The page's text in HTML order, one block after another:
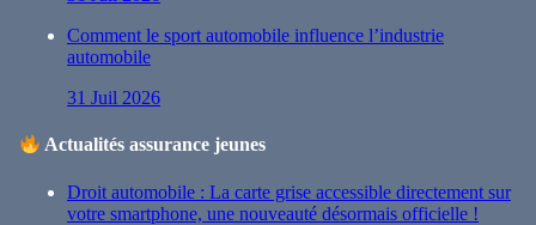
Comment le sport automobile influence l’industrie
automobile
31 Juil 2026
Actualités assurance jeunes
Droit automobile : La carte grise accessible directement sur
votre smartphone, une nouveauté désormais officielle !